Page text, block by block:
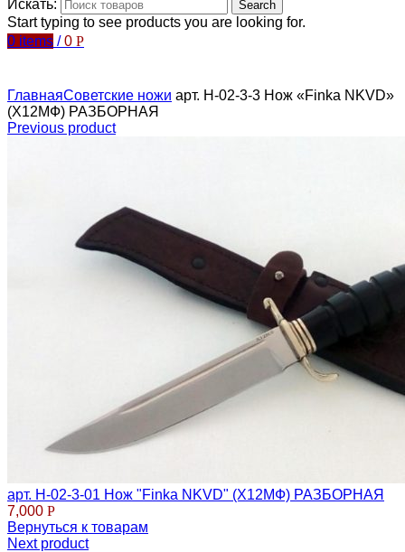
Искать:
Search
Start typing to see products you are looking for.
0 items / 0 Р
ГлавнаяСоветские ножи арт. Н-02-3-3 Нож «Finka NKVD»
(Х12МФ) РАЗБОРНАЯ
Previous product
арт. Н-02-3-01 Нож "Finka NKVD" (Х12МФ) РАЗБОРНАЯ
7,000 Р
Вернуться к товарам
Next product